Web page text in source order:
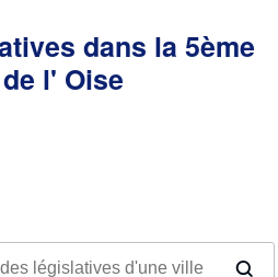
dans la 5ème
l' Oise